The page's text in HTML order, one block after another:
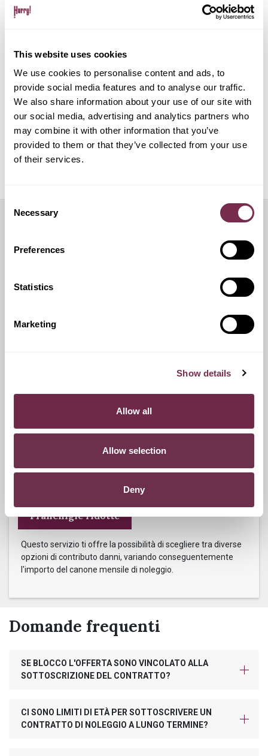
This website uses cookies
We use cookies to personalise content and ads, to
provide social media features and to analyse our traffic.
We also share information about your use of our site with
our social media, advertising and analytics partners who
may combine it with other information that you’ve
provided to them or that they’ve collected from your use
of their services.
Consent
Selection
Necessary
Preferences
Statistics
Marketing
Show details
Allow all
Allow selection
Deny
Gestione pratiche amministrative e multe
Gestione del noleggio tramite app su dispositivo
mobile
ALPHABET PAPERLESS Digital Onboarding
Off Mode: sospensione temporanea del noleggio
Ritiro Usato
I nostri esperti ti forniranno una valutazione gratuita della
Durante i mesi invernali potrai equipaggiare la tua vettura
dotazione), o in alternativa, qualora fosse possibile, con
Franchigie ridotte
Questo servizio ti offre la possibilità di scegliere tra diverse
opzioni di contributo danni, variando conseguentemente
l'importo del canone mensile di noleggio.
Domande frequenti
SE BLOCCO L'OFFERTA SONO VINCOLATO ALLA
SOTTOSCRIZIONE DEL CONTRATTO?
CI SONO LIMITI DI ETÀ PER SOTTOSCRIVERE UN
CONTRATTO DI NOLEGGIO A LUNGO TERMINE?